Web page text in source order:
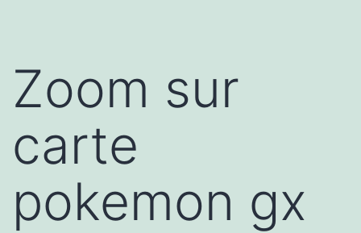
Zoom sur
carte
pokemon gx